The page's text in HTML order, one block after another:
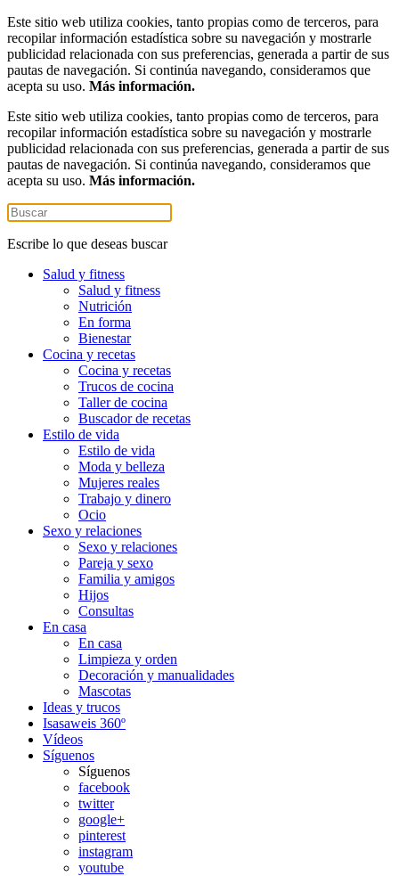
Este sitio web utiliza cookies, tanto propias como de terceros, para
recopilar información estadística sobre su navegación y mostrarle
publicidad relacionada con sus preferencias, generada a partir de sus
pautas de navegación. Si continúa navegando, consideramos que
acepta su uso. Más información.
Este sitio web utiliza cookies, tanto propias como de terceros, para
recopilar información estadística sobre su navegación y mostrarle
publicidad relacionada con sus preferencias, generada a partir de sus
pautas de navegación. Si continúa navegando, consideramos que
acepta su uso. Más información.
Escribe lo que deseas buscar
Salud y fitness
Salud y fitness
Nutrición
En forma
Bienestar
Cocina y recetas
Cocina y recetas
Trucos de cocina
Taller de cocina
Buscador de recetas
Estilo de vida
Estilo de vida
Moda y belleza
Mujeres reales
Trabajo y dinero
Ocio
Sexo y relaciones
Sexo y relaciones
Pareja y sexo
Familia y amigos
Hijos
Consultas
En casa
En casa
Limpieza y orden
Decoración y manualidades
Mascotas
Ideas y trucos
Isasaweis 360º
Vídeos
Síguenos
Síguenos
facebook
twitter
google+
pinterest
instagram
youtube